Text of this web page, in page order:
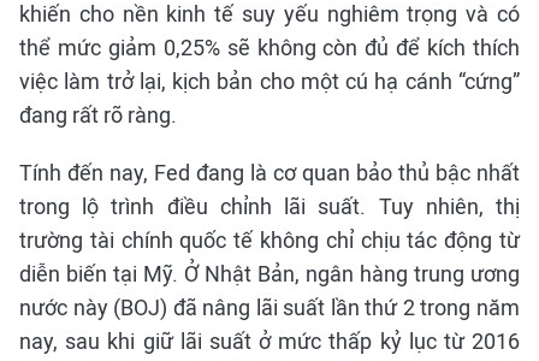
khiến cho nền kinh tế suy yếu nghiêm trọng và có
thể mức giảm 0,25% sẽ không còn đủ để kích thích
việc làm trở lại, kịch bản cho một cú hạ cánh “cứng”
đang rất rõ ràng.
Tính đến nay, Fed đang là cơ quan bảo thủ bậc nhất
trong lộ trình điều chỉnh lãi suất. Tuy nhiên, thị
trường tài chính quốc tế không chỉ chịu tác động từ
diễn biến tại Mỹ. Ở Nhật Bản, ngân hàng trung ương
nước này (BOJ) đã nâng lãi suất lần thứ 2 trong năm
nay, sau khi giữ lãi suất ở mức thấp kỷ lục từ 2016